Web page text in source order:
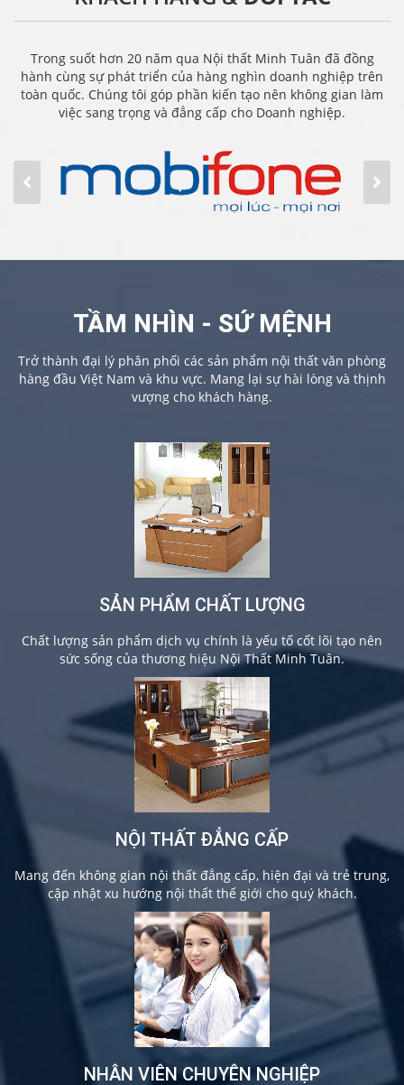
Trong suốt hơn 20 năm qua Nội thất Minh Tuân đã đồng
hành cùng sự phát triển của hàng nghìn doanh nghiệp trên
toàn quốc. Chúng tôi góp phần kiến tạo nên không gian làm
việc sang trọng và đẳng cấp cho Doanh nghiệp.
TẦM NHÌN - SỨ MỆNH
Trở thành đại lý phân phối các sản phẩm nội thất văn phòng
hàng đầu Việt Nam và khu vực. Mang lại sự hài lòng và thịnh
vượng cho khách hàng.
SẢN PHẨM CHẤT LƯỢNG
Chất lượng sản phẩm dịch vụ chính là yếu tố cốt lõi tạo nên
sức sống của thương hiệu Nội Thất Minh Tuân.
NỘI THẤT ĐẲNG CẤP
Mang đến không gian nội thất đẳng cấp, hiện đại và trẻ trung,
cập nhật xu hướng nội thất thế giới cho quý khách.
NHÂN VIÊN CHUYÊN NGHIỆP